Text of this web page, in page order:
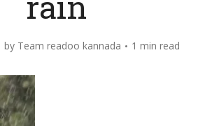
by Team readoo kannada 1 min read